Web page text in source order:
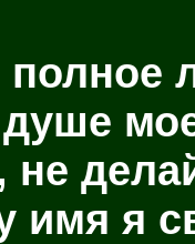
полное
душе
не
я